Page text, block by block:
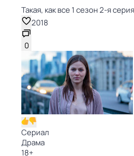
Такая, как все 1 сезон 2-я серия
2018
0
Сериал
Драма
18+